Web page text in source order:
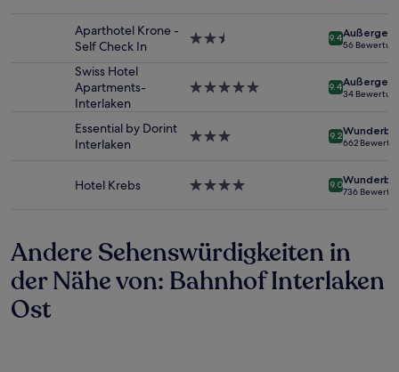
gefunden
Verfügbarkeiten
Aparthotel Krone -
Self Check In
2.5-
9.4
56
Swiss Hotel
Apartments-
Interlaken
5.0-
9.4
34
Essential by Dorint
Interlaken
3.0-
9.2
662
Hotel Krebs
4.0-
9.0
736
Andere Sehenswürdigkeiten in
der Nähe von: Bahnhof Interlaken
Ost